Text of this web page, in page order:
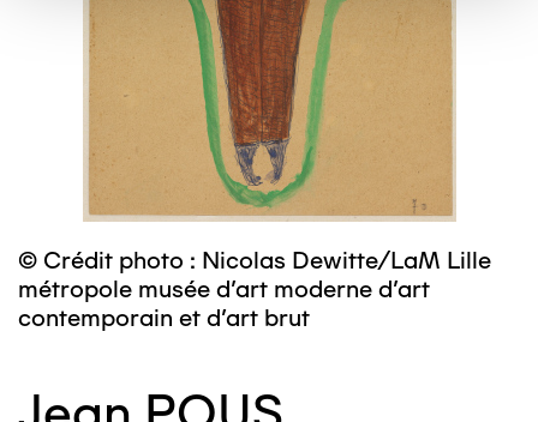
© Crédit photo : Nicolas Dewitte/LaM Lille
métropole musée d’art moderne d’art
contemporain et d’art brut